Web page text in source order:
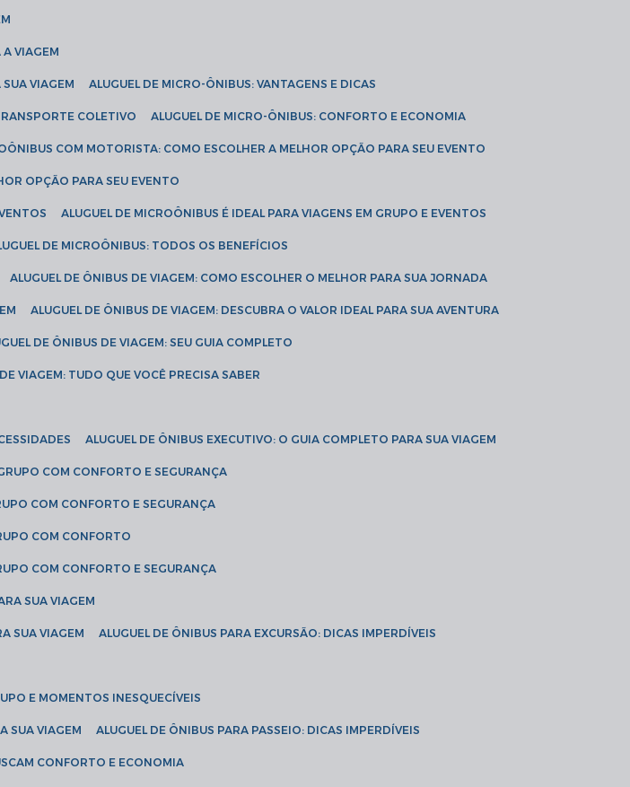
A VIAGEM
SUA VIAGEM ALUGUEL DE MICRO-ÔNIBUS: VANTAGENS E DICAS
COLETIVO ALUGUEL DE MICRO-ÔNIBUS: CONFORTO E ECONOMIA
COM MOTORISTA: COMO ESCOLHER A MELHOR OPÇÃO PARA SEU EVENTO
OPÇÃO PARA SEU EVENTO
ALUGUEL DE MICROÔNIBUS É IDEAL PARA VIAGENS EM GRUPO E EVENTOS
DE MICROÔNIBUS: TODOS OS BENEFÍCIOS
ALUGUEL DE ÔNIBUS DE VIAGEM: COMO ESCOLHER O MELHOR PARA SUA JORNADA
ALUGUEL DE ÔNIBUS DE VIAGEM: DESCUBRA O VALOR IDEAL PARA SUA AVENTURA
DE ÔNIBUS DE VIAGEM: SEU GUIA COMPLETO
DE VIAGEM: TUDO QUE VOCÊ PRECISA SABER
ALUGUEL DE ÔNIBUS EXECUTIVO: O GUIA COMPLETO PARA SUA VIAGEM
COM CONFORTO E SEGURANÇA
COM CONFORTO E SEGURANÇA
COM CONFORTO
COM CONFORTO E SEGURANÇA
SUA VIAGEM
SUA VIAGEM ALUGUEL DE ÔNIBUS PARA EXCURSÃO: DICAS IMPERDÍVEIS
E MOMENTOS INESQUECÍVEIS
SUA VIAGEM ALUGUEL DE ÔNIBUS PARA PASSEIO: DICAS IMPERDÍVEIS
CONFORTO E ECONOMIA